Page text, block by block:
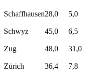
Schaffhausen28,0 5,0
Schwyz
45,0 6,5
Zug
48,0 31,0
Zürich
36,4 7,8